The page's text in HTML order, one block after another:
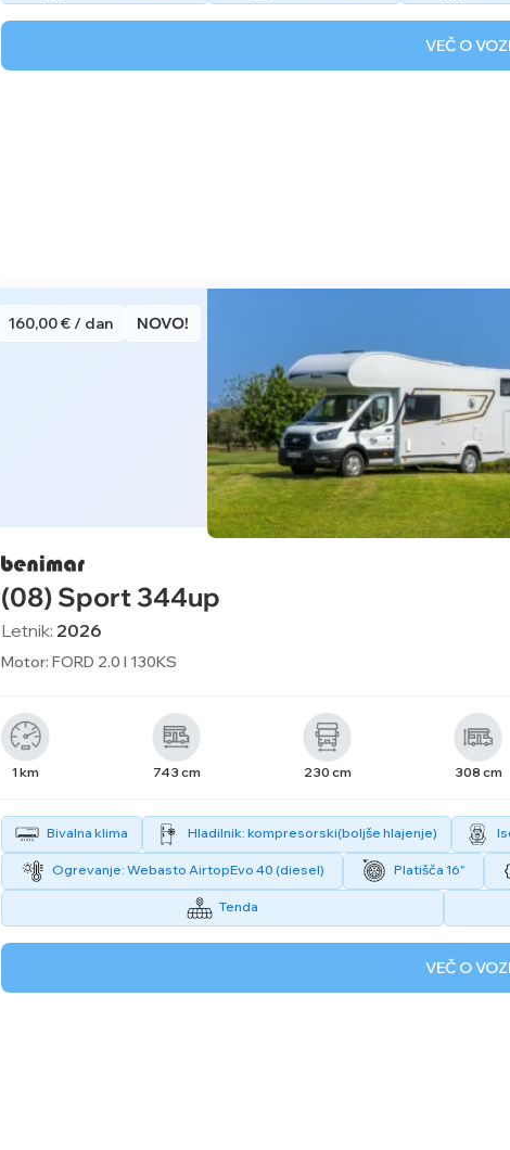
VEČ O
160,00 € / dan NOVO!
(08) Sport 344up
Letnik: 2026
Motor: FORD 2.0 l 130KS
1 km 743 cm 230 cm 308 cm
Bivalna klima Hladilnik: kompresorski(boljše hlajenje)
Ogrevanje: Webasto AirtopEvo 40 (diesel) Platišča 16"
Tenda
VEČ O